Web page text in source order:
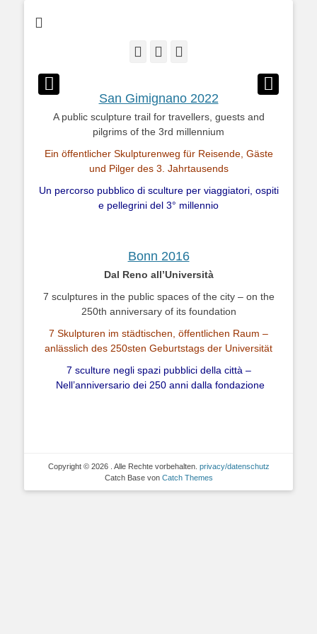
LinkedIn
San Gimignano 2022
A public sculpture trail for travellers, guests and
pilgrims of the 3rd millennium
Ein öffentlicher Skulpturenweg für Reisende, Gäste
und Pilger des 3. Jahrtausends
Un percorso pubblico di sculture per viaggiatori, ospiti
e pellegrini del 3° millennio
Bonn 2016
Dal Reno all’Università
7 sculptures in the public spaces of the city – on the
250th anniversary of its foundation
7 Skulpturen im städtischen, öffentlichen Raum –
anlässlich des 250sten Geburtstags der Universität
7 sculture negli spazi pubblici della città –
Nell’anniversario dei 250 anni dalla fondazione
Copyright © 2026 . Alle Rechte vorbehalten. privacy/datenschutz
Catch Base von Catch Themes